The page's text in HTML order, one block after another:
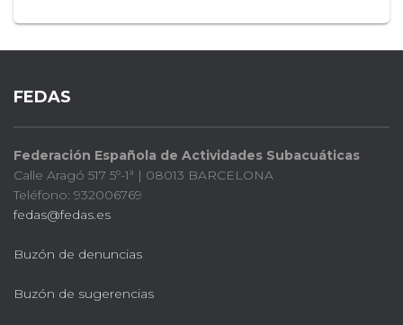
FEDAS
Federación Española de Actividades Subacuáticas
Calle Aragó 517 5º-1ª | 08013 BARCELONA
Teléfono: 932006769
fedas@fedas.es
Buzón de denuncias
Buzón de sugerencias